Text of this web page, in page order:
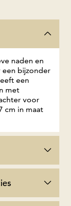
naden en
bijzonder
een
met
voor
cm in maat